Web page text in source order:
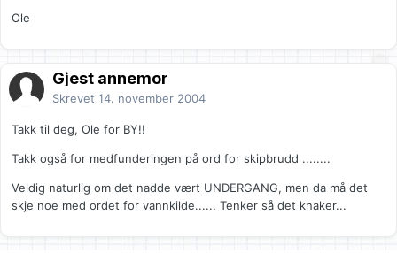
Ole
Gjest annemor
Skrevet 14. november 2004
Takk til deg, Ole for BY!!
Takk også for medfunderingen på ord for skipbrudd ........
Veldig naturlig om det nadde vært UNDERGANG, men da må det
skje noe med ordet for vannkilde...... Tenker så det knaker...